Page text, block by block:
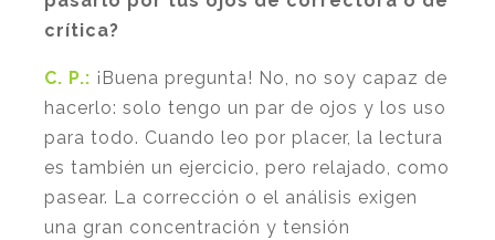
crítica?
C. P.: ¡Buena pregunta! No, no soy capaz de
hacerlo: solo tengo un par de ojos y los uso
para todo. Cuando leo por placer, la lectura
es también un ejercicio, pero relajado, como
pasear. La corrección o el análisis exigen
una gran concentración y tensión